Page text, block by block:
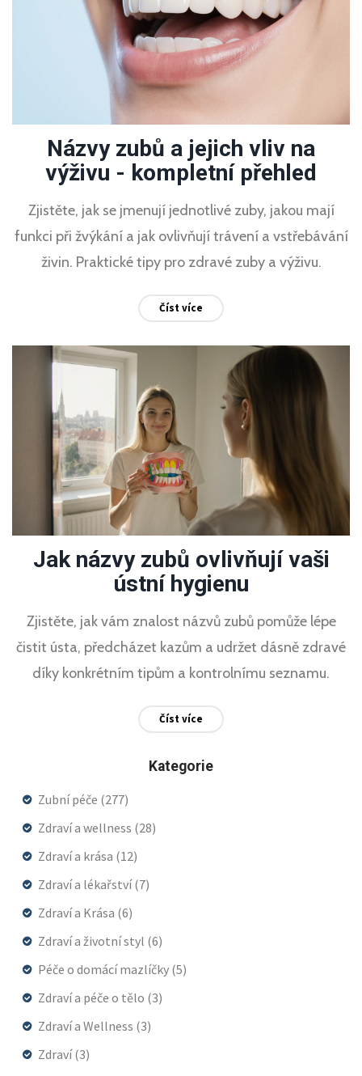
Názvy zubů a jejich vliv na
výživu - kompletní přehled
Zjistěte, jak se jmenují jednotlivé zuby, jakou mají
funkci při žvýkání a jak ovlivňují trávení a vstřebávání
živin. Praktické tipy pro zdravé zuby a výživu.
Číst více
Jak názvy zubů ovlivňují vaši
ústní hygienu
Zjistěte, jak vám znalost názvů zubů pomůže lépe
čistit ústa, předcházet kazům a udržet dásně zdravé
díky konkrétním tipům a kontrolnímu seznamu.
Číst více
Kategorie
Zubní péče (277)
Zdraví a wellness (28)
Zdraví a krása (12)
Zdraví a lékařství(7)
Zdraví a Krása (6)
Zdraví a životní styl (6)
Péče o domácí mazlíčky (5)
Zdraví a péče o tělo (3)
Zdraví a Wellness (3)
Zdraví(3)